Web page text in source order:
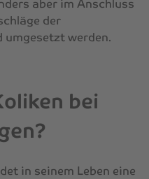
aber im Anschluss
der
werden.
bei
in seinem Leben eine